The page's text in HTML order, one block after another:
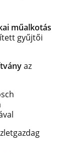
műalkotás
gyűjtői
az